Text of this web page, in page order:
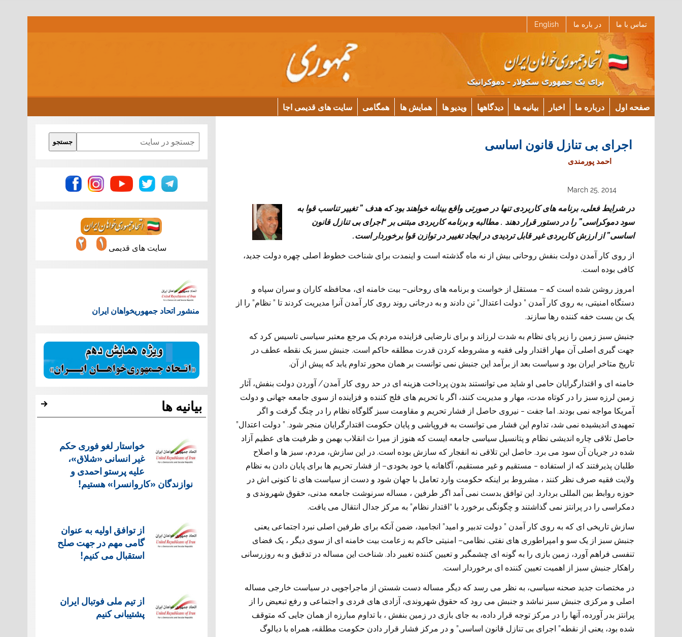
تماس با ما در باره ما English
صفحه اول درباره ما اخبار بیانیه ها دیدگاهها ویدیو ها همایش ها همگامی سایت های قدیمی اجا
اجرای بی تنازل قانون اساسی
احمد پورمندی
March 25, 2014
در شرایط فعلی، برنامه های کاربردی تنها در صورتی واقع بینانه خواهند بود که هدف ”تغییر تناسب قوا به
سود دموکراسی”را در دستور قرار دهند . مطالبه و برنامه کاربردی مبتنی بر “اجرای بی تنازل قانون
اساسی”از ارزش کاربردی غیر قابل تردیدی در ایجاد تغییر در توازن قوا برخوردار است.
از روی کار آمدن دولت بنفش روحانی بیش از نه ماه گذشته است و اینمدت برای شناخت خطوط اصلی چهره دولت جدید،
کافی بوده است.
امروز روشن شده است که – مستقل از خواست و برنامه های روحانی– بیت خامنه ای، محافظه کاران و سران سپاه و
دستگاه امنیتی، به روی کار آمدن ” دولت اعتدال” تن دادند و به درجاتی روند روی کار آمدن آنرا مدیریت کردند تا ” نظام” را از
یک بن بست خفه کننده رها سازند.
جنبش سبز زمین را زیر پای نظام به شدت لرزاند و برای نارضایی فزاینده مردم یک مرجع معتبر سیاسی تاسیس کرد که
جهت گیری اصلی آن مهار اقتدار ولی فقیه و مشروطه کردن قدرت مطلقه حاکم است. جنبش سبز یک نقطه عطف در
تاریخ متاخر ایران بود و سیاست بعد از برآمد این جنبش نمی توانست بر همان محور تداوم یابد که پیش از آن.
خامنه ای و اقتدارگرایان حامی او شاید می توانستند بدون پرداخت هزینه ای در حد روی کار آمدن/ آوردن دولت بنفش، آثار
زمین لرزه سبز را در کوتاه مدت، مهار و مدیریت کنند، اگر با تحریم های فلج کننده و فزاینده از سوی جامعه جهانی و دولت
آمریکا مواجه نمی بودند. اما جفت – نیروی حاصل از فشار تحریم و مقاومت سبز گلوگاه نظام را در چنگ گرفت و اگر
تمهیدی اندیشیده نمی شد، تداوم این فشار می توانست به فروپاشی و پایان حکومت اقتدارگرایان منجر شود. ” دولت اعتدال”
حاصل تلاقی چاره اندیشی نظام و پتانسیل سیاسی جامعه ایست که هنوز از میرا ث انقلاب بهمن و ظرفیت های عظیم آزاد
شده در جریان آن سود می برد. حاصل این تلاقی نه انفجار که سازش بوده است. در این سازش، مردم، سبز ها و اصلاح
طلبان پذیرفتند که از استفاده – مستقیم و غیر مستقیم، آگاهانه یا خود بخودی– از فشار تحریم ها برای پایان دادن به نظام
ولایت فقیه صرف نظر کنند ، مشروط بر اینکه حکومت وارد تعامل با جهان شود و دست از سیاست های تا کنونی اش در
حوزه روابط بین المللی بردارد. این توافق بدست نمی آمد اگر طرفین ، مساله سرنوشت جامعه مدنی، حقوق شهروندی و
دمکراسی را در پرانتز نمی گذاشتند و چگونگی برخورد با “اقتدار نظام” به مرکز جدال انتقال می یافت.
سازش تاریخی ای که به روی کار آمدن ” دولت تدبیر و امید” انجامید، ضمن آنکه برای طرفین اصلی نبرد اجتماعی یعنی
جنبش سبز از یک سو و امپراطوری های نفتی. نظامی– امنیتی حاکم به زعامت بیت خامنه ای از سوی دیگر ، یک فضای
تنفسی فراهم آورد، زمین بازی را به گونه ای چشمگیر و تعیین کننده تغییر داد. شناخت این مساله در تدقیق و به روزرسانی
راهکار جنبش سبز از اهمیت تعیین کننده ای برخوردار است.
در مختصات جدید صحنه سیاسی، به نظر می رسد که دیگر مساله دست شستن از ماجراجویی در سیاست خارجی مساله
اصلی و مرکزی جنبش سبز نباشد و جنبش می رود که حقوق شهروندی، آزادی های فردی و اجتماعی و رفع تبعیض را از
پرانتز بدر آورده، آنها را در مرکز توجه قرار داده، به جای بازی در زمین بنفش ، با تداوم مبارزه از همان جایی که متوقف
شده بود، یعنی از نقطه” اجرای بی تنازل قانون اساسی” و در مرکز فشار قرار دادن حکومت مطلقه، همراه با دیالوگ
Search
جستجو
سایت های قدیمی
منشور اتحاد جمهوریخواهان ایران
بیانیه ها
خواستار لغو فوری حکم
غیر انسانی «شلاق»،
علیه پرستو احمدی و
نوازندگان «کاروانسرا» هستیم!
از توافق اولیه به عنوان
گامی مهم در جهت صلح
استقبال می کنیم!
از تیم ملی فوتبال ایران
پشتیبانی کنیم